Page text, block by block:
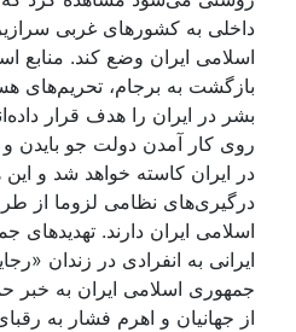
اسلامی ایران وضع کند. منابع
بازگشت به برجام، تحریم‌های
بشر در ایران را هدف قرار
روی کار آمدن دولت جو بایدن
در ایران کاسته خواهد شد و
درگیری‌های نظامی لزوما از
اسلامی ایران دارند.
ایرانی به انفرادی در زندان
جمهوری اسلامی ایران به خبر
از جهانیان و اهرم فشار به